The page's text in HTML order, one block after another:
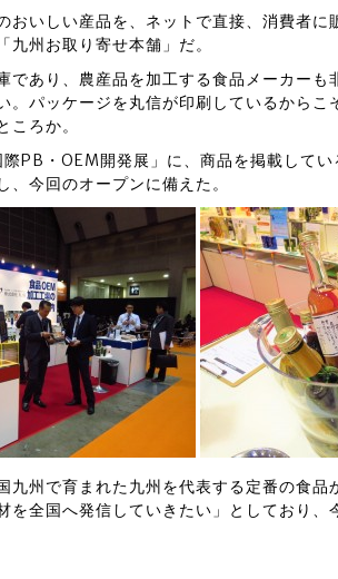
おいしい産品を、ネットで直接、消費者に
九州お取り寄せ本舗」だ。
であり、農産品を加工する食品メーカー
。パッケージを丸信が印刷しているからこ
ころか。
PB・OEM開発展」に、商品を掲載して
、今回のオープンに備えた。
九州で育まれた九州を代表する定番の食品
を全国へ発信していきたい」としており、